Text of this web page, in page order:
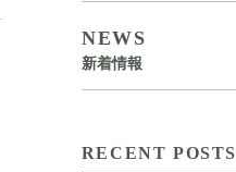
NEWS
新着情報
RECENT POSTS